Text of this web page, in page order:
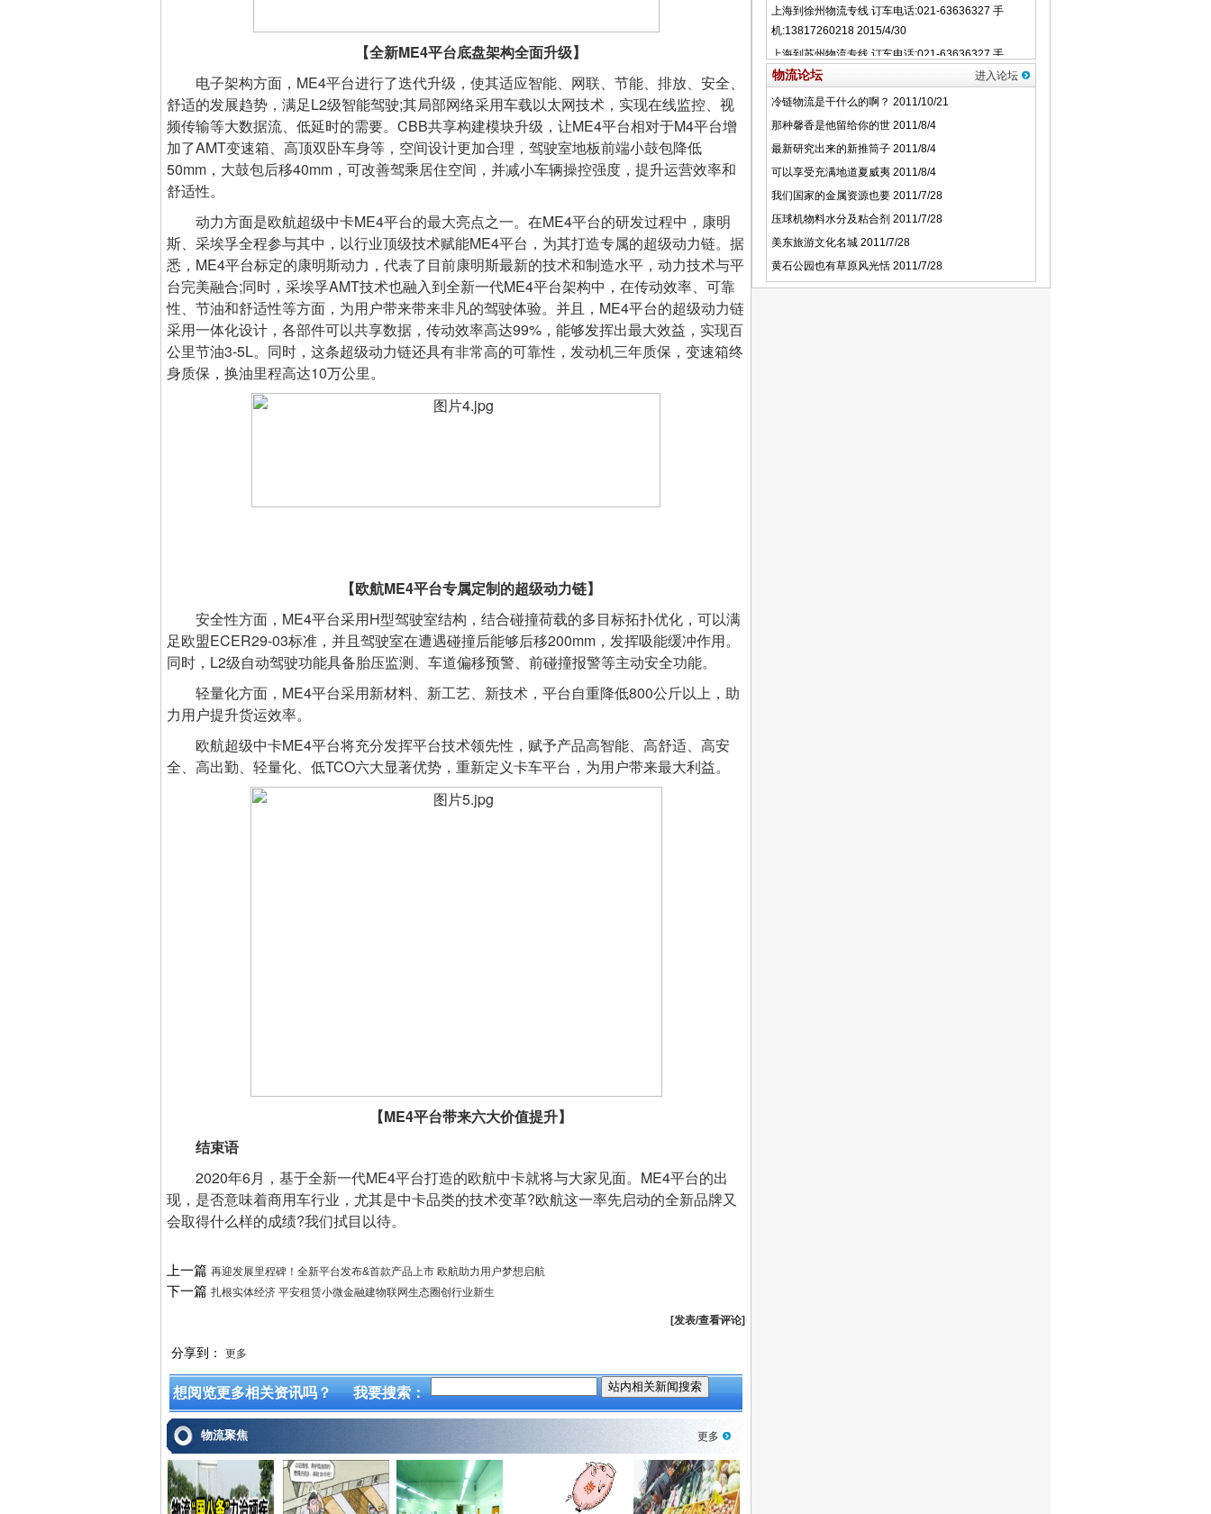
【全新ME4平台底盘架构全面升级】
电子架构方面，ME4平台进行了迭代升级，使其适应智能、网联、节能、排放、安全、
舒适的发展趋势，满足L2级智能驾驶;其局部网络采用车载以太网技术，实现在线监控、视
频传输等大数据流、低延时的需要。CBB共享构建模块升级，让ME4平台相对于M4平台增
加了AMT变速箱、高顶双卧车身等，空间设计更加合理，驾驶室地板前端小鼓包降低
50mm，大鼓包后移40mm，可改善驾乘居住空间，并减小车辆操控强度，提升运营效率和
舒适性。
动力方面是欧航超级中卡ME4平台的最大亮点之一。在ME4平台的研发过程中，康明
斯、采埃孚全程参与其中，以行业顶级技术赋能ME4平台，为其打造专属的超级动力链。据
悉，ME4平台标定的康明斯动力，代表了目前康明斯最新的技术和制造水平，动力技术与平
台完美融合;同时，采埃孚AMT技术也融入到全新一代ME4平台架构中，在传动效率、可靠
性、节油和舒适性等方面，为用户带来带来非凡的驾驶体验。并且，ME4平台的超级动力链
采用一体化设计，各部件可以共享数据，传动效率高达99%，能够发挥出最大效益，实现百
公里节油3-5L。同时，这条超级动力链还具有非常高的可靠性，发动机三年质保，变速箱终
身质保，换油里程高达10万公里。
【欧航ME4平台专属定制的超级动力链】
安全性方面，ME4平台采用H型驾驶室结构，结合碰撞荷载的多目标拓扑优化，可以满
足欧盟ECER29-03标准，并且驾驶室在遭遇碰撞后能够后移200mm，发挥吸能缓冲作用。
同时，L2级自动驾驶功能具备胎压监测、车道偏移预警、前碰撞报警等主动安全功能。
轻量化方面，ME4平台采用新材料、新工艺、新技术，平台自重降低800公斤以上，助
力用户提升货运效率。
欧航超级中卡ME4平台将充分发挥平台技术领先性，赋予产品高智能、高舒适、高安
全、高出勤、轻量化、低TCO六大显著优势，重新定义卡车平台，为用户带来最大利益。
【ME4平台带来六大价值提升】
结束语
2020年6月，基于全新一代ME4平台打造的欧航中卡就将与大家见面。ME4平台的出
现，是否意味着商用车行业，尤其是中卡品类的技术变革?欧航这一率先启动的全新品牌又
会取得什么样的成绩?我们拭目以待。
上一篇 再迎发展里程碑！全新平台发布&首款产品上市 欧航助力用户梦想启航
下一篇 扎根实体经济 平安租赁小微金融建物联网生态圈创行业新生
[发表/查看评论]
分享到： 更多
想阅览更多相关资讯吗？ 我要搜索：
物流聚焦 更多
物流论坛 进入论坛